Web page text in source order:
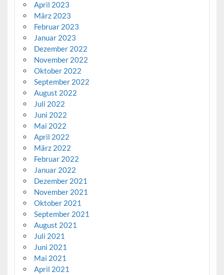
April 2023
März 2023
Februar 2023
Januar 2023
Dezember 2022
November 2022
Oktober 2022
September 2022
August 2022
Juli 2022
Juni 2022
Mai 2022
April 2022
März 2022
Februar 2022
Januar 2022
Dezember 2021
November 2021
Oktober 2021
September 2021
August 2021
Juli 2021
Juni 2021
Mai 2021
April 2021